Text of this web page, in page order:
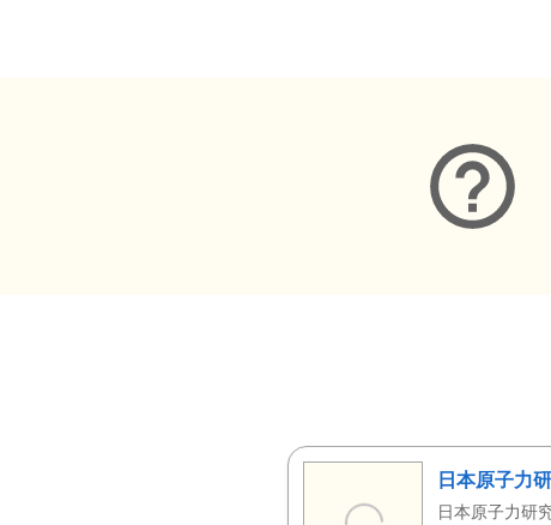
日本原子力
日本原子力研